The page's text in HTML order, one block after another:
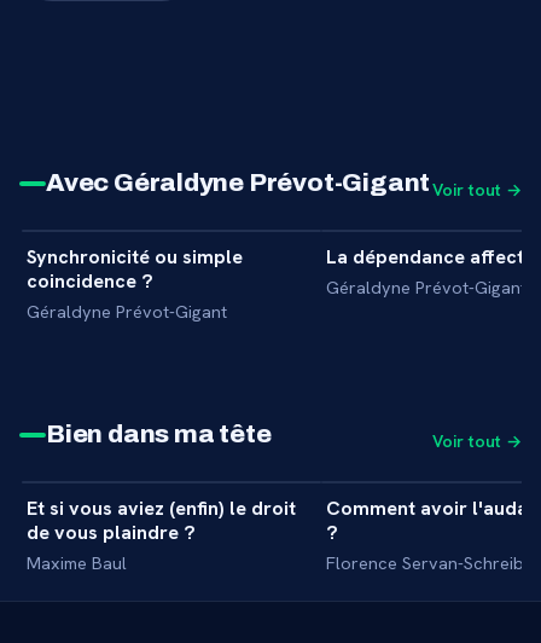
Avec Géraldyne Prévot-GigantVoir tout →
INTERVIEW
Synchronicité ou simple
coincidence ?
Géraldyne Prévot-Gigant
INTERVIEW
La dépendance
Géraldyne Prévot-Gigant
Bien dans ma tête Voir tout →
MASTERCLASS +
Et si vous aviez (enfin) le droit
de vous plaindre ?
Maxime Baul
MASTERCLASS
Comment avoir
?
Florence Servan-Schreiber